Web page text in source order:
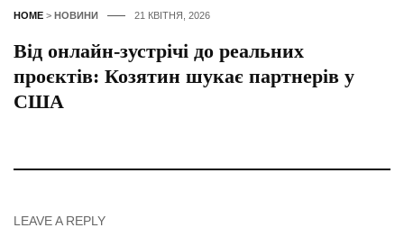
HOME > НОВИНИ 21 КВІТНЯ, 2026
Від онлайн-зустрічі до реальних
проєктів: Козятин шукає партнерів у
США
LEAVE A REPLY